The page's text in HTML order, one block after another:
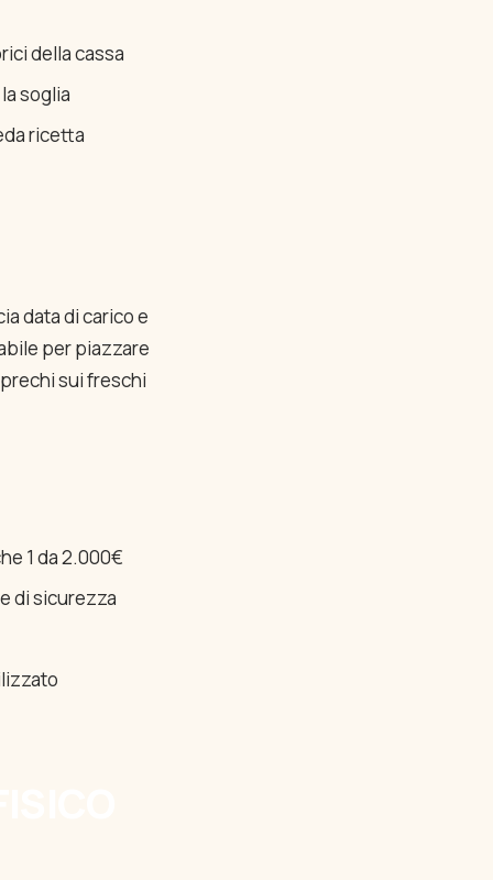
della cassa
soglia
ricetta
data di carico e
per piazzare
sui freschi
1 da 2.000€
di sicurezza